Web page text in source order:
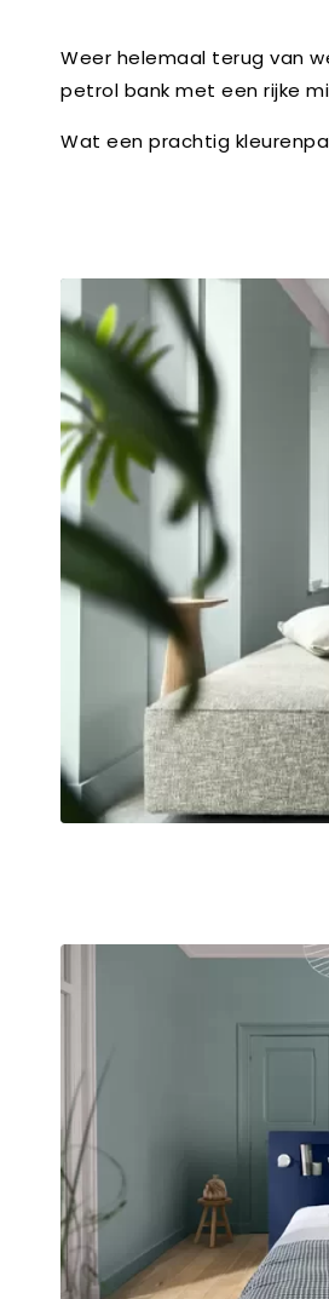
Weer helemaal terug van
petrol bank met een rijke
Wat een prachtig